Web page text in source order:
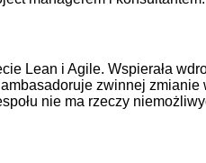
Lean i Agile. Wspierała
zwinnej zmianie
nie ma rzeczy